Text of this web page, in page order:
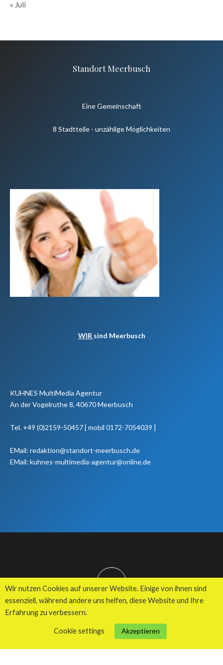
« Juli
Standort Meerbusch
Eine Gemeinschaft
8 Stadtteile - unzählige Möglichkeiten
WIR sind Meerbusch
KUHNES MultiMedia Agentur
An der Vogelruthe 8, 40670 Meerbusch
Tel. +49 (0)2159-50457 [ mobil 0172-7054039 ]
EMail: redaktion@standort-meerbusch.de
EMail: kuhnes-multimedia-agentur@online.de
TOP
© 2026 Kuhnes MultiMedia Agentur
Wir nutzen Cookies auf unserer Website. Einige von ihnen sind
essenziell, während andere uns helfen, diese Website und Ihre
Erfahrung zu verbessern.
Cookie settings Akzeptieren